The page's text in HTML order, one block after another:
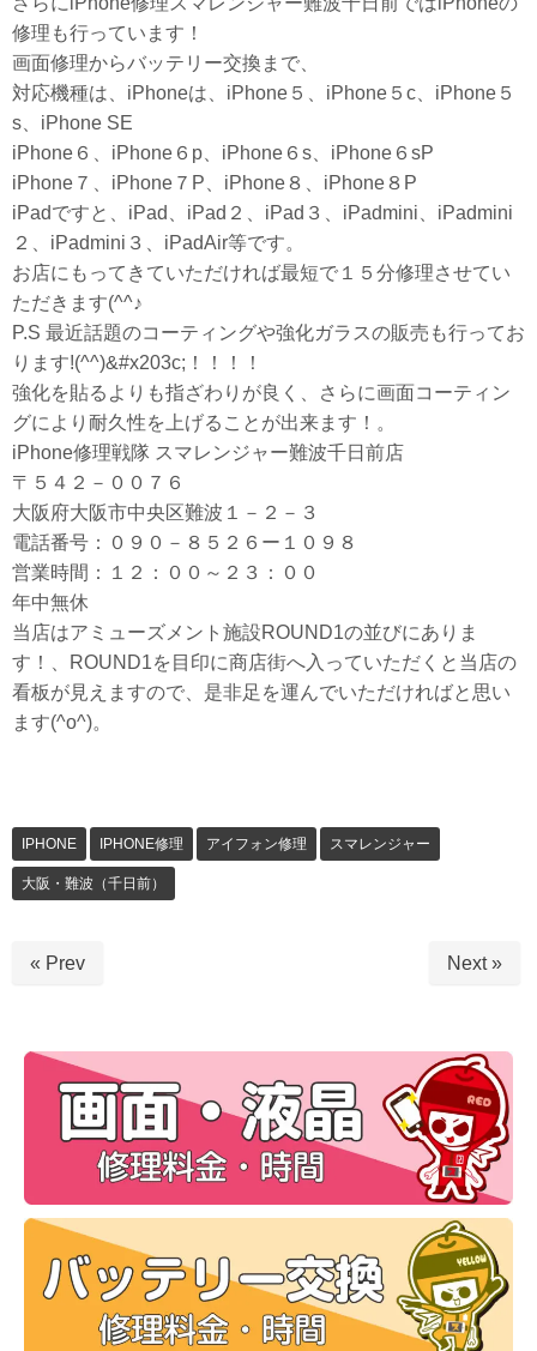
修理も行っています！
画面修理からバッテリー交換まで、
対応機種は、iPhoneは、iPhone５、iPhone５c、iPhone５
s、iPhone SE
iPhone６、iPhone６p、iPhone６s、iPhone６sP
iPhone７、iPhone７P、iPhone８、iPhone８P
iPadですと、iPad、iPad２、iPad３、iPadmini、iPadmini
２、iPadmini３、iPadAir等です。
お店にもってきていただければ最短で１５分修理させてい
ただきます(^^♪
P.S 最近話題のコーティングや強化ガラスの販売も行ってお
ります!(^^)&#x203c;！！！！
強化を貼るよりも指ざわりが良く、さらに画面コーティン
グにより耐久性を上げることが出来ます！。
iPhone修理戦隊 スマレンジャー難波千日前店
〒５４２－００７６
大阪府大阪市中央区難波１－２－３
電話番号：０９０－８５２６ー１０９８
営業時間：１２：００～２３：００
年中無休
当店はアミューズメント施設ROUND1の並びにありま
す！、ROUND1を目印に商店街へ入っていただくと当店の
看板が見えますので、是非足を運んでいただければと思い
ます(^o^)。
IPHONE IPHONE修理 アイフォン修理 スマレンジャー
大阪・難波（千日前）
« Prev Next »